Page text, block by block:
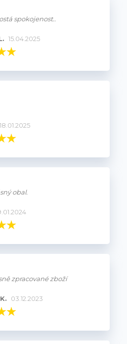
spokojenost..
15.04.2025
18.01.2025
obal.
zpracované zboží
03.12.2023